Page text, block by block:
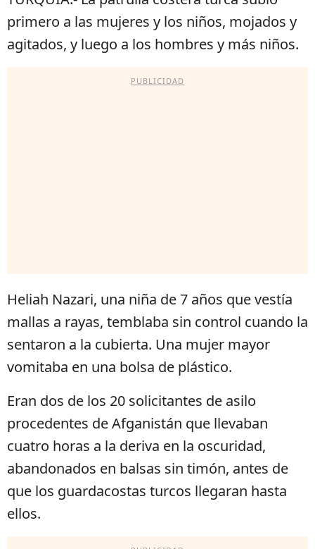
primero a las mujeres y los niños, mojados y
agitados, y luego a los hombres y más niños.
PUBLICIDAD
Heliah Nazari, una niña de 7 años que vestía
mallas a rayas, temblaba sin control cuando la
sentaron a la cubierta. Una mujer mayor
vomitaba en una bolsa de plástico.
Eran dos de los 20 solicitantes de asilo
procedentes de Afganistán que llevaban
cuatro horas a la deriva en la oscuridad,
abandonados en balsas sin timón, antes de
que los guardacostas turcos llegaran hasta
ellos.